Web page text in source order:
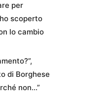
per
scoperto
lo cambio
di Borghese
non…”